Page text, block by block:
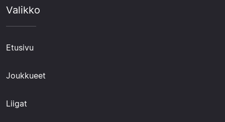
Valikko
Etusivu
Joukkueet
Liigat